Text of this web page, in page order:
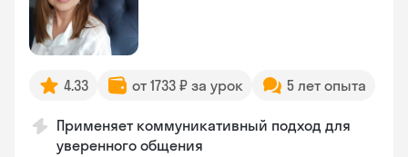
4.33 от 1733 ₽ за урок 5 лет опыта
Применяет коммуникативный подход для
уверенного общения